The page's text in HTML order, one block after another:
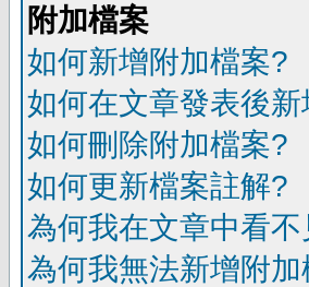
附加檔案
如何新增附加檔案?
如何在文章發表後
如何刪除附加檔案?
如何更新檔案註解?
為何我在文章中看
為何我無法新增附加